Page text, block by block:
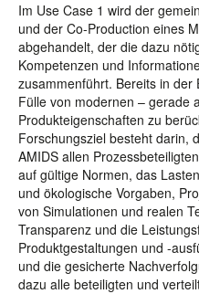
Im Use Case 1 wird der
und der Co-Production eines
abgehandelt, der die dazu
Kompetenzen und
zusammenführt. Bereits in der
Fülle von modernen – gerade
Produkteigenschaften zu
Forschungsziel besteht darin,
AMIDS allen
auf gültige Normen, das
und ökologische Vorgaben,
von Simulationen und realen
Transparenz und die
Produktgestaltungen und -
und die gesicherte
dazu alle beteiligten und